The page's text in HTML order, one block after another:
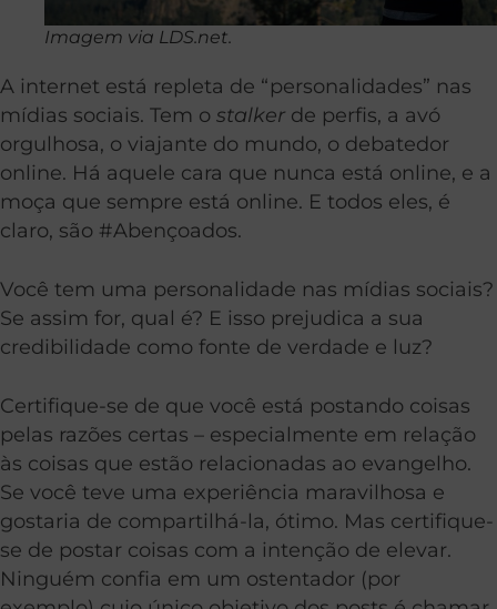
Imagem via LDS.net.
A internet está repleta de “personalidades” nas
mídias sociais. Tem o stalker de perfis, a avó
orgulhosa, o viajante do mundo, o debatedor
online. Há aquele cara que nunca está online, e a
moça que sempre está online. E todos eles, é
claro, são #Abençoados.
Você tem uma personalidade nas mídias sociais?
Se assim for, qual é? E isso prejudica a sua
credibilidade como fonte de verdade e luz?
Certifique-se de que você está postando coisas
pelas razões certas – especialmente em relação
às coisas que estão relacionadas ao evangelho.
Se você teve uma experiência maravilhosa e
gostaria de compartilhá-la, ótimo. Mas certifique-
se de postar coisas com a intenção de elevar.
Ninguém confia em um ostentador (por